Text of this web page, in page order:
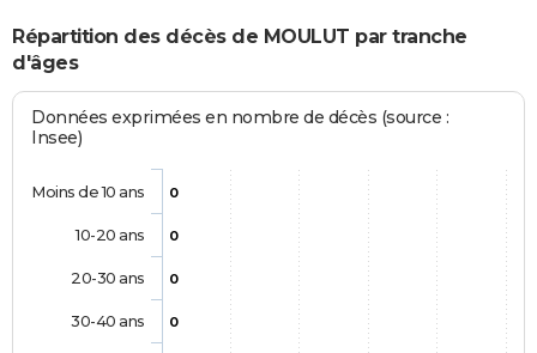
Répartition des décès de MOULUT par tranche
d'âges
Données exprimées en nombre de décès (source :
Insee)
0
0
0
0
Moins de 10 ans
10-20 ans
20-30 ans
30-40 ans